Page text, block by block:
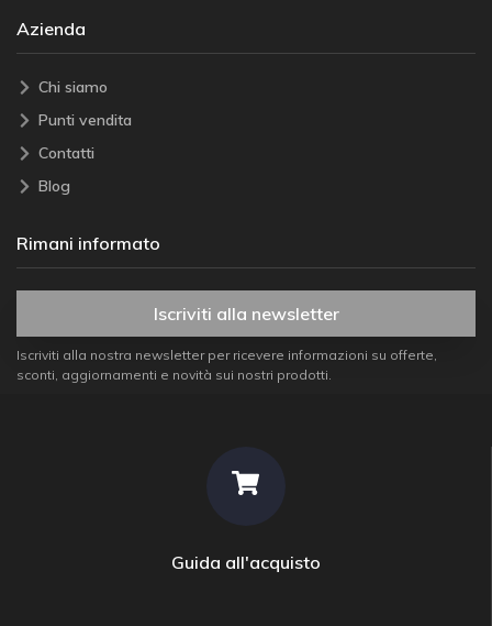
Azienda
Chi siamo
Punti vendita
Contatti
Blog
Rimani informato
Iscriviti alla newsletter
Iscriviti alla nostra newsletter per ricevere informazioni su offerte,
sconti, aggiornamenti e novità sui nostri prodotti.
Guida all'acquisto